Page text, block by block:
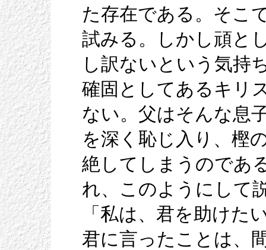
た存在である。そこ
試みる。しかし頑と
し訳ないという気持
確固としてあるキリ
ない。父はそんな息
を深く恥じ入り、樫
絶してしまうのであ
れ、このようにして
「私は、君を助けた
君に言ったことは、